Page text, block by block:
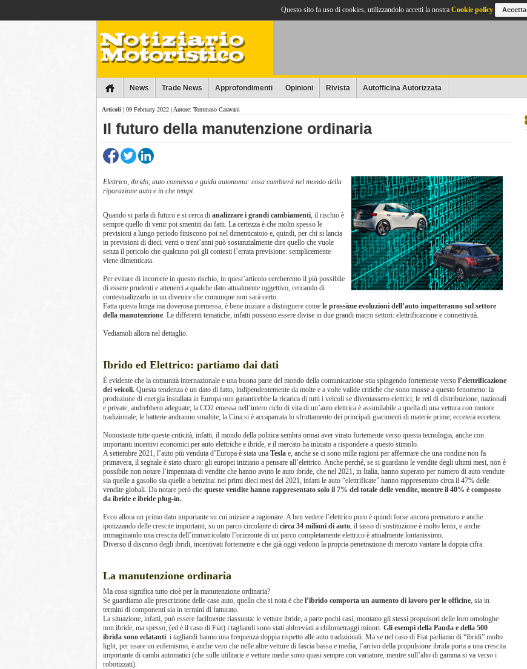
News Trade News Approfondimenti Opinioni Rivista Autofficina Autorizzata
Articoli | 09 February 2022 | Autore: Tommaso Caravani
Il futuro della manutenzione ordinaria
Elettrico, ibrido, auto connessa e guida autonoma: cosa cambierà nel mondo della
riparazione auto e in che tempi.
Quando si parla di futuro e si cerca di analizzare i grandi cambiamenti, il rischio è
sempre quello di venir poi smentiti dai fatti. La certezza è che molto spesso le
previsioni a lungo periodo finiscono poi nel dimenticatoio e, quindi, per chi si lancia
in previsioni di dieci, venti o trent’anni può sostanzialmente dire quello che vuole
senza il pericolo che qualcuno poi gli contesti l’errata previsione: semplicemente
viene dimenticata.
Per evitare di incorrere in questo rischio, in quest’articolo cercheremo il più possibile
di essere prudenti e attenerci a qualche dato attualmente oggettivo, cercando di
contestualizzarlo in un divenire che comunque non sarà certo.
Fatta questa lunga ma doverosa premessa, è bene iniziare a distinguere come le prossime evoluzioni dell’auto impatteranno sul settore
della manutenzione. Le differenti tematiche, infatti possono essere divise in due grandi macro settori: elettrificazione e connettività.
Vediamoli allora nel dettaglio.
Ibrido ed Elettrico: partiamo dai dati
È evidente che la comunità internazionale e una buona parte del mondo della comunicazione stia spingendo fortemente verso l’elettrificazione
dei veicoli. Questa tendenza è un dato di fatto, indipendentemente da molte e a volte valide critiche che sono mosse a questo fenomeno: la
produzione di energia installata in Europa non garantirebbe la ricarica di tutti i veicoli se diventassero elettrici; le reti di distribuzione, nazionali
e private, andrebbero adeguate; la CO2 emessa nell’intero ciclo di vita di un’auto elettrica è assimilabile a quella di una vettura con motore
tradizionale; le batterie andranno smaltite; la Cina si è accaparrata lo sfruttamento dei principali giacimenti di materie prime; eccetera eccetera.
Nonostante tutte queste criticità, infatti, il mondo della politica sembra ormai aver virato fortemente verso questa tecnologia, anche con
importanti incentivi economici per auto elettriche e ibride, e il mercato ha iniziato a rispondere a questo stimolo.
A settembre 2021, l’auto più venduta d’Europa è stata una Tesla e, anche se ci sono mille ragioni per affermare che una rondine non fa
primavera, il segnale è stato chiaro: gli europei iniziano a pensare all’elettrico. Anche perché, se si guardano le vendite degli ultimi mesi, non è
possibile non notare l’impennata di vendite che hanno avuto le auto ibride, che nel 2021, in Italia, hanno superato per numero di auto vendute
sia quelle a gasolio sia quelle a benzina: nei primi dieci mesi del 2021, infatti le auto “elettrificate” hanno rappresentato circa il 47% delle
vendite globali. Da notare però che queste vendite hanno rappresentato solo il 7% del totale delle vendite, mentre il 40% è composto
da ibride e ibride plug-in.
Ecco allora un primo dato importante su cui iniziare a ragionare. A ben vedere l’elettrico puro è quindi forse ancora prematuro e anche
ipotizzando delle crescite importanti, su un parco circolante di circa 34 milioni di auto, il tasso di sostituzione è molto lento, e anche
immaginando una crescita dell’immatricolato l’orizzonte di un parco completamente elettrico è attualmente lontanissimo.
Diverso il discorso degli ibridi, incentivati fortemente e che già oggi vedono la propria penetrazione di mercato vantare la doppia cifra.
La manutenzione ordinaria
Ma cosa significa tutto cioè per la manutenzione ordinaria?
Se guardiamo alle prescrizione delle case auto, quello che si nota è che l’ibrido comporta un aumento di lavoro per le officine, sia in
termini di componenti sia in termini di fatturato.
La situazione, infatti, può essere facilmente riassunta: le vetture ibride, a parte pochi casi, montano gli stessi propulsori delle loro omologhe
non ibride, ma spesso, (ed è il caso di Fiat) i tagliandi sono stati abbreviati a chilometraggi minori. Gli esempi della Panda e della 500
ibrida sono eclatanti: i tagliandi hanno una frequenza doppia rispetto alle auto tradizionali. Ma se nel caso di Fiat parliamo di “ibridi” molto
light, per usare un eufemismo, è anche vero che nelle altre vetture di fascia bassa e media, l’arrivo della propulsione ibrida porta a una crescita
importante di cambi automatici (che sulle utilitarie e vetture medie sono quasi sempre con variatore, mentre sull’alto di gamma si va verso i
robotizzati).
Questo sito fa uso di cookies, utilizzandolo accetti la nostra Cookie policy Accetta